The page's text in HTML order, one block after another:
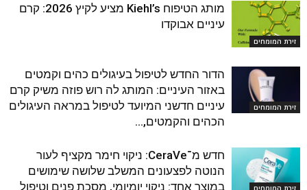
זירת המומחים
מותג הטיפוח Kiehl’s מציע לקיץ 2026: קרם
עיניים אבוקדו
זירת המומחים
הדור החדש לטיפול בעיגולים כהים וקמטים
באזור העיניים: המותג לה רוש פוזה משיק קרם
עיניים חדשני המיועד לטיפול במראה העיגולים
הכהים והקמטים,...
חדש מ־CeraVe: ניקוי חימר מקציף לעור
הנוטה לפצעונים המשלב שלושה שימושים
במוצר אחד: ניקוי יומיומי, מסכת פנים וטיפול